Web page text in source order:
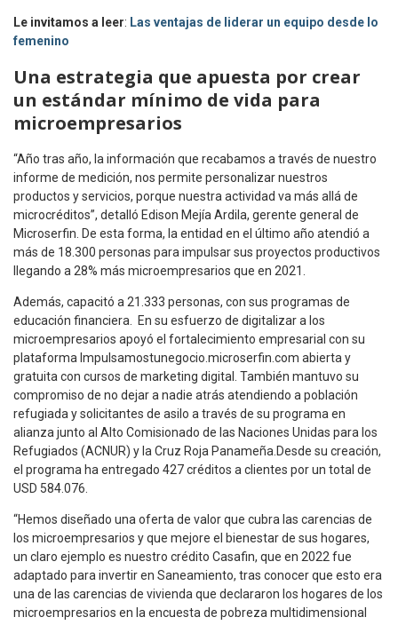
Le invitamos a leer: Las ventajas de liderar un equipo desde lo
femenino
Una estrategia que apuesta por crear
un estándar mínimo de vida para
microempresarios
“Año tras año, la información que recabamos a través de nuestro
informe de medición, nos permite personalizar nuestros
productos y servicios, porque nuestra actividad va más allá de
microcréditos”, detalló Edison Mejía Ardila, gerente general de
Microserfin. De esta forma, la entidad en el último año atendió a
más de 18.300 personas para impulsar sus proyectos productivos
llegando a 28% más microempresarios que en 2021.
Además, capacitó a 21.333 personas, con sus programas de
educación financiera. En su esfuerzo de digitalizar a los
microempresarios apoyó el fortalecimiento empresarial con su
plataforma Impulsamostunegocio.microserfin.com abierta y
gratuita con cursos de marketing digital. También mantuvo su
compromiso de no dejar a nadie atrás atendiendo a población
refugiada y solicitantes de asilo a través de su programa en
alianza junto al Alto Comisionado de las Naciones Unidas para los
Refugiados (ACNUR) y la Cruz Roja Panameña.Desde su creación,
el programa ha entregado 427 créditos a clientes por un total de
USD 584.076.
“Hemos diseñado una oferta de valor que cubra las carencias de
los microempresarios y que mejore el bienestar de sus hogares,
un claro ejemplo es nuestro crédito Casafin, que en 2022 fue
adaptado para invertir en Saneamiento, tras conocer que esto era
una de las carencias de vivienda que declararon los hogares de los
microempresarios en la encuesta de pobreza multidimensional